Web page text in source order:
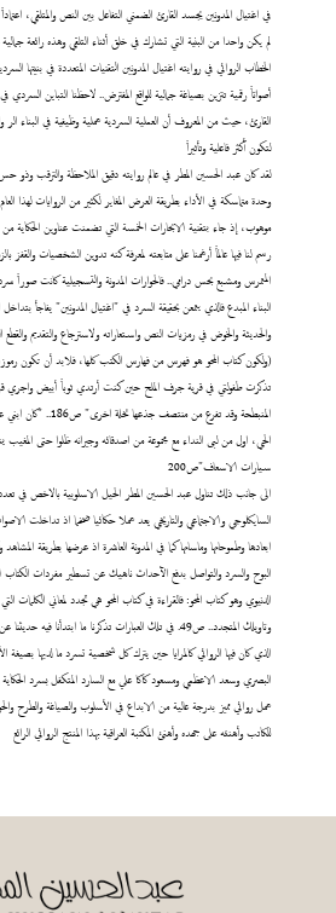
في اغتيال المدونين يجسد القارئ الضمني التفاعل بين النص والمتلقي،
لم يكن واحدا من البنية التي تشارك في خلق أثناء التلقي وهذه رائعة
الخطاب الروائي في روايته اغتيال المدونين التقنيات المتعددة في بنيتها
أصواتاً رقمية تتزين بصياغة جمالية للواقع المفترض.. لاحظنا التباين
القارئ، حيث من المعروف أن العملية السردية عملية وظيفية في البناء الر
لتكون أكثر فاعلية وتأثيراً
لقد كان عبد الحسين المطر في عالم روايته دقيق الملاحظة والترقب
وحدة متماسكة في الأداء بطريقة العرض المغاير لكثير من الروايات لهذا
موهوب، إذ جاء بتقنية الابحارات الخمسة التي تضمنت عناوين الحكاية
رسم لنا فيها عالماً أرغمنا على متابعته لمعرفة كنه تدوين الشخصيات والقفز
المتمرس ومشبع بحس درامي.. فالحوارات المدونة والتسجيلية كانت صوراً
البناء المبدع فالذي يتمعن بحقيقة السرد في "اغتيال المدونين" يفاجأ
والحديثة والخوض في رمزيات النص واستعاراته ولاسترجاع والتقديم والقطع
تذكرت طفولتي في قرية جرف الملح حين كنت أرتدي ثوباً أبيض
المنبطحة وقد تفرع من
الحي، اول من لبى النداء مع مجموعة من اصدقائه وجيرانه ظلوا حتى المغيب
سيارات الاسعاف"ص200
السايكلوجي والاجتماعي والتاريخي يعد عملا حكائيا ضخما اذ تداخلت
ابعادها وطموحاتها وماساتها كما في المدونة العاشرة اذ عرضها بطريقة
الدنيوي وهو كتاب المحو: فالقراءة في كتاب المحو هي تجدد لمعاني الكلمات
وتاويلك المتجدد.. ص49. في تلك العبارات تذكرنا ما ابتدأنا فيه
الذي كان فيها الروائي كالمرايا حين يترك كل شخصية تسرد ما لديها
البصري وسعد الاعظمي ومسعود كاكا علي مع السارد المتكفل بسرد
عمل روائي مميز بدرجة عالية من الابداع في الأسلوب والصياغة والطرح
للكاتب وأهنئه على جهده وأهنئ المكتبة العراقية بهذا المنتج الروائي الرائع